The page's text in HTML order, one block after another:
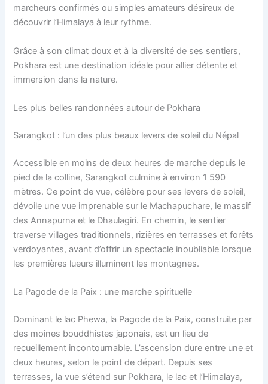
marcheurs confirmés ou simples amateurs désireux de
découvrir l’Himalaya à leur rythme.
Grâce à son climat doux et à la diversité de ses sentiers,
Pokhara est une destination idéale pour allier détente et
immersion dans la nature.
Les plus belles randonnées autour de Pokhara
Sarangkot : l’un des plus beaux levers de soleil du Népal
Accessible en moins de deux heures de marche depuis le
pied de la colline, Sarangkot culmine à environ 1 590
mètres. Ce point de vue, célèbre pour ses levers de soleil,
dévoile une vue imprenable sur le Machapuchare, le massif
des Annapurna et le Dhaulagiri. En chemin, le sentier
traverse villages traditionnels, rizières en terrasses et forêts
verdoyantes, avant d’offrir un spectacle inoubliable lorsque
les premières lueurs illuminent les montagnes.
La Pagode de la Paix : une marche spirituelle
Dominant le lac Phewa, la Pagode de la Paix, construite par
des moines bouddhistes japonais, est un lieu de
recueillement incontournable. L’ascension dure entre une et
deux heures, selon le point de départ. Depuis ses
terrasses, la vue s’étend sur Pokhara, le lac et l’Himalaya,